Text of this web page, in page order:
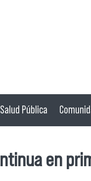
Salud Pública
en